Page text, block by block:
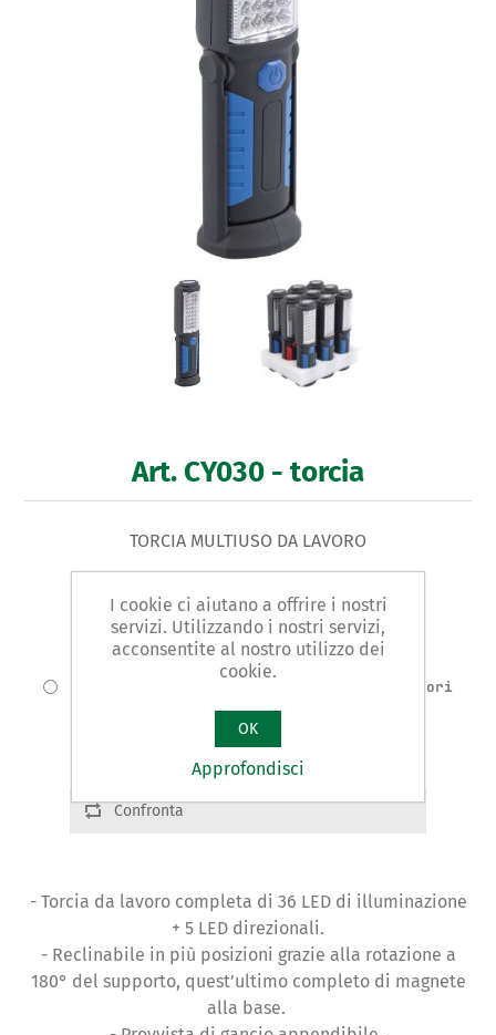
Art. CY030 - torcia
TORCIA MULTIUSO DA LAVORO
Cod.: CY030.0001 | Colore:rosso
Cod.: CY030.0002 | Colore:blu
Cod.: CY030.0010 | Esp. Assort. 9pz (colori
assortimento espositore in base alle
disponibilità del momento)
Confronta
- Torcia da lavoro completa di 36 LED di illuminazione
+ 5 LED direzionali.
- Reclinabile in più posizioni grazie alla rotazione a
180° del supporto, quest’ultimo completo di magnete
alla base.
I cookie ci aiutano a offrire i nostri
servizi. Utilizzando i nostri servizi,
acconsentite al nostro utilizzo dei
cookie.
OK
Approfondisci